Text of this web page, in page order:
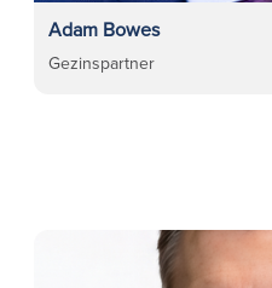
Adam Bowes
Gezinspartner